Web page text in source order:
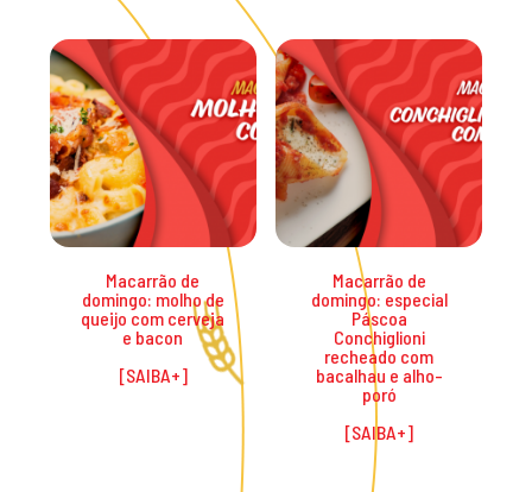
Macarrão de
domingo: molho de
queijo com cerveja
e bacon
Macarrão de
domingo: especial
Páscoa
Conchiglioni
recheado com
bacalhau e alho-
poró